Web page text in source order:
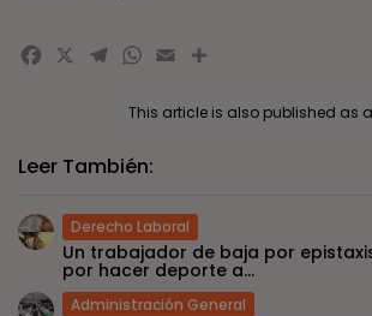
Facebook
X Telegram
WhatsApp
EmailCompartir
This article is also published as
Leer También:
Derecho Laboral
Un trabajador de baja por
por hacer deporte a...
Administración General